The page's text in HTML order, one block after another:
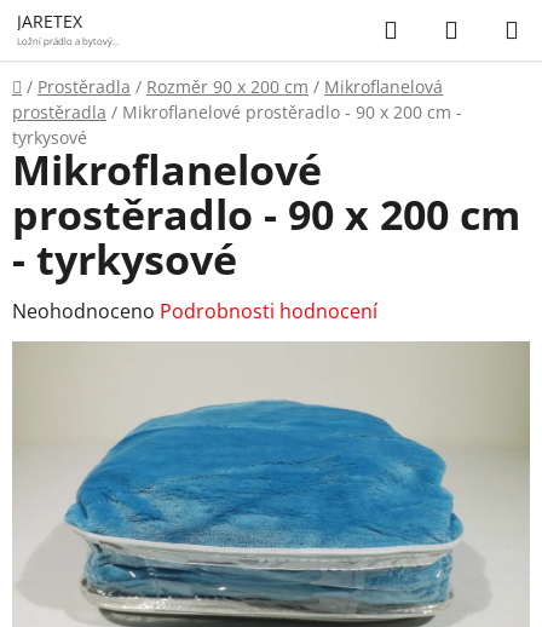
Přejít
na
obsah
JARETEX
Ložní prádlo a bytový
Hledat
KOŠÍK
Domů
/ Prostěradla / Rozměr 90 x 200 cm / Mikroflanelová
prostěradla / Mikroflanelové prostěradlo - 90 x 200 cm -
tyrkysové
Mikroflanelové
prostěradlo - 90 x 200 cm
- tyrkysové
Průměrné
hodnocení
hvězdiček.
Neohodnoceno Podrobnosti hodnocení